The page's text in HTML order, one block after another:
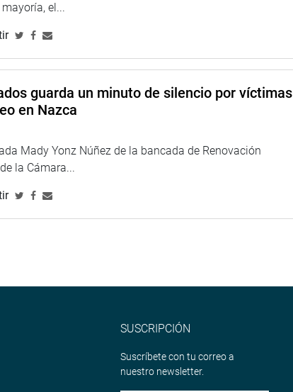
el...
guarda un minuto de silencio por víctimas
en Nazca
Mady Yonz Núñez de la bancada de Renovación
la Cámara...
SUSCRIPCIÓN
Suscríbete con tu correo a
nuestro newsletter.